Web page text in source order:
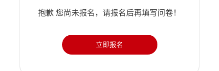
抱歉 您尚未报名，请报名后再填写问卷！
立即报名